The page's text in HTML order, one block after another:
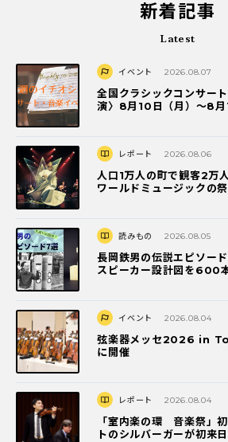
新着記事
Latest
イベント 2026.08.07
全国クラシックコンサー
演〉8月10日（月）～8月
レポート 2026.08.06
人口1万人の町で観客2万
ワールドミュージックの
読みもの 2026.08.05
長岡鉄男の伝説エピソー
スピーカー設計図を600
イベント 2026.08.04
弦楽器メッセ2026 in
に開催
レポート 2026.08.04
「室内楽の環 音楽祭」
トのシルバーガーが初来